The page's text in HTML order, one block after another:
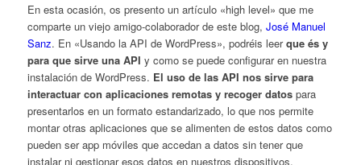
En esta ocasión, os presento un artículo «high level» que me
comparte un viejo amigo-colaborador de este blog, José Manuel
Sanz. En «Usando la API de WordPress», podréis leerque és y
para que sirve una API y como se puede configurar en nuestra
instalación de WordPress. El uso de las API nos sirve para
interactuar con aplicaciones remotas y recoger datospara
presentarlos en un formato estandarizado, lo que nos permite
montar otras aplicaciones que se alimenten de estos datos como
pueden ser app móviles que accedan a datos sin tener que
instalar ni gestionar esos datos en nuestros dispositivos.